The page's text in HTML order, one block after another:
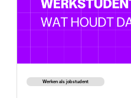
Werken als jobstudent